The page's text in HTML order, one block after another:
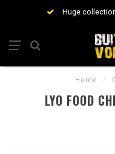
Huge
Home /
LYO FOOD